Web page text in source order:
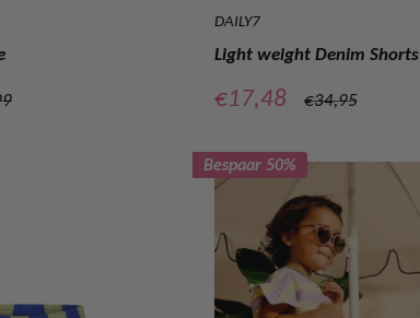
DAILY7
Light weight Denim Shorts
Verkoopprijs
€17,48
Normale
€34,95
Bespaar 50%